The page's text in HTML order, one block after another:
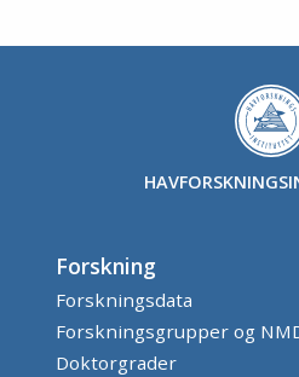
Forskning
Forskningsdata
Forskningsgrupper og
Doktorgrader